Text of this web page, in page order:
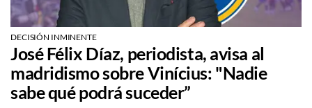
DECISIÓN INMINENTE
José Félix Díaz, periodista, avisa al
madridismo sobre Vinícius: "Nadie
sabe qué podrá suceder”